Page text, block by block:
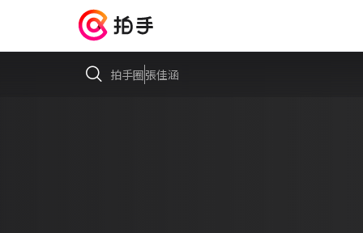
拍手圈張佳涵